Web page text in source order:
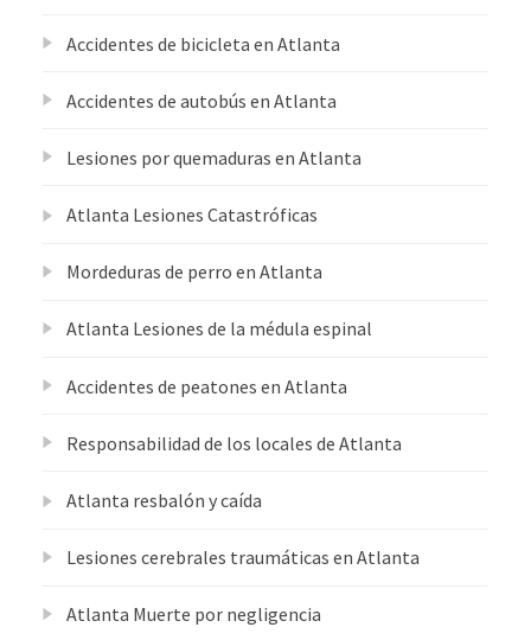
Accidentes de bicicleta en Atlanta
Accidentes de autobús en Atlanta
Lesiones por quemaduras en Atlanta
Atlanta Lesiones Catastróficas
Mordeduras de perro en Atlanta
Atlanta Lesiones de la médula espinal
Accidentes de peatones en Atlanta
Responsabilidad de los locales de Atlanta
Atlanta resbalón y caída
Lesiones cerebrales traumáticas en Atlanta
Atlanta Muerte por negligencia